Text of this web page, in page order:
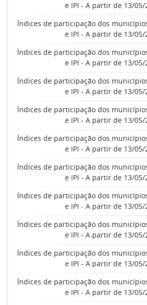
e IPI - A partir de 13/05/
Índices de participação dos
e IPI - A partir de 13/05/
Índices de participação dos
e IPI - A partir de 13/05/
Índices de participação dos
e IPI - A partir de 13/05/
Índices de participação dos
e IPI - A partir de 13/05/
Índices de participação dos
e IPI - A partir de 13/05/
Índices de participação dos
e IPI - A partir de 13/05/
Índices de participação dos
e IPI - A partir de 13/05/
Índices de participação dos
e IPI - A partir de 13/05/
Índices de participação dos
e IPI - A partir de 13/05/
Índices de participação dos
e IPI - A partir de 13/05/